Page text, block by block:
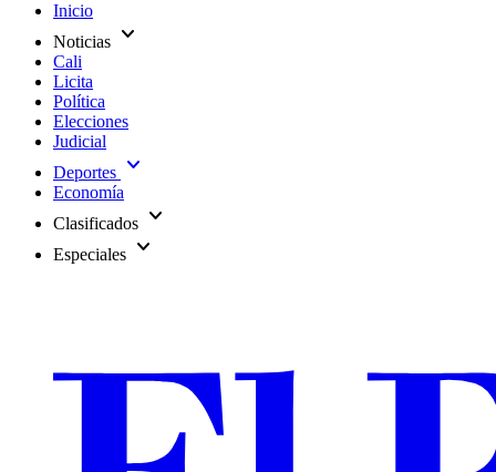
Inicio
Noticias expand_more
Cali
Licita
Política
Elecciones
Judicial
Deportes expand_more
Economía
Clasificados expand_more
Especiales expand_more